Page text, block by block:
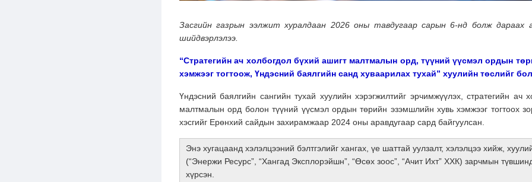
Засгийн газрын ээлжит хуралдаан 2026 оны тавдугаар сарын 6-нд болж дараах
шийдвэрлэлээ.
“Стратегийн ач холбогдол бүхий ашигт малтмалын орд, түүний үүсмэл ордын
хэмжээг тогтоож, Үндэсний баялгийн санд хуваарилах тухай” хуулийн төслийг
Үндэсний баялгийн сангийн тухай хуулийн хэрэгжилтийг эрчимжүүлэх, стратегийн ач
малтмалын орд болон түүний үүсмэл ордын төрийн эзэмшлийн хувь хэмжээг тогтоох
хэсгийг Ерөнхий сайдын захирамжаар 2024 оны аравдугаар сард байгуулсан.
Энэ хугацаанд хэлэлцээний бэлтгэлийг хангах, үе шаттай уулзалт, хэлэлцээ хийж,
(“Энержи Ресурс”, “Хангад Эксплорэйшн”, “Өсөх зоос”, “Ачит Ихт” ХХК) зарчмын
хүрсэн.